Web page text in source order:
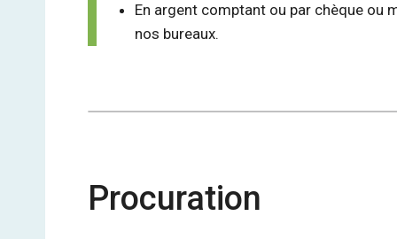
En argent comptant ou par chèque ou
nos bureaux.
Procuration